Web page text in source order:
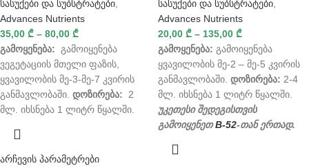
სასუქები და სუბსტრატები,
Advances Nutrients
35,00 ₾ – 80,00 ₾
გამოყენება: გამოიყენება
ვეგეტაციის მთელი ფაზის,
ყვავილობის მე-3-მე-7 კვირის
განმავლობაში. დოზირება: 2
მლ. იხსნება 1 ლიტრ წყალში.
არჩევის პარამეტრები
სასუქები და სუბსტრატები,
Advances Nutrients
20,00 ₾ – 135,00 ₾
გამოყენება: გამოიყენება
ყვავილობის მე-2 – მე-5 კვირის
განმავლობაში. დოზირება: 2-4
მლ. იხსნება 1 ლიტრ წყალში.
უკეთესი შედეგისთვის
გამოიყენეთB-52-თან ერთად.